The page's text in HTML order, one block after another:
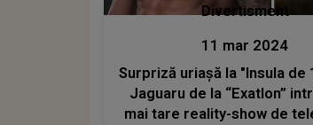
Divertisment
11 mar 2024
Surpriză uriașă la "Insula de
Jaguaru de la “Exatlon” intră în cel
mai tare reality-show de